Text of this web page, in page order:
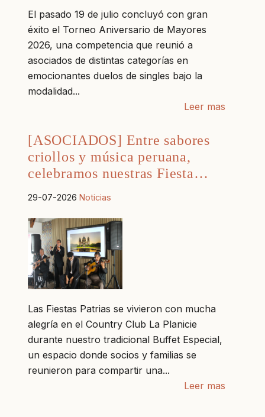
El pasado 19 de julio concluyó con gran
éxito el Torneo Aniversario de Mayores
2026, una competencia que reunió a
asociados de distintas categorías en
emocionantes duelos de singles bajo la
modalidad...
Leer mas
[ASOCIADOS] Entre sabores
criollos y música peruana,
celebramos nuestras Fiesta…
29-07-2026 Noticias
Las Fiestas Patrias se vivieron con mucha
alegría en el Country Club La Planicie
durante nuestro tradicional Buffet Especial,
un espacio donde socios y familias se
reunieron para compartir una...
Leer mas